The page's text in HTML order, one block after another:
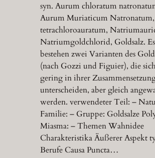
syn. Aurum chloratum
Aurum Muriaticum
tetrachloroauratum,
Natriumgoldchlorid, Goldsalz. Es
bestehen zwei Varianten des
(nach Gozzi und Figuier), die
gering in ihrer
unterscheiden, aber gleich
werden. verwendeter Teil: –
Familie: – Gruppe: Goldsalze
Miasma: – Themen Wahnidee
Charakteristika Äußerer Aspekt
Berufe Causa Puncta…